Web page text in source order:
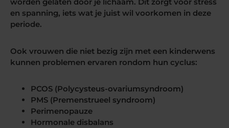
worden gelaten door je lichaam. Dit zorgt voor stress
en spanning, iets wat je juist wil voorkomen in deze
periode.
Ook vrouwen die niet bezig zijn met een kinderwens
kunnen problemen ervaren rondom hun cyclus:
PCOS (Polycysteus-ovariumsyndroom)
PMS (Premenstrueel syndroom)
Perimenopauze
Hormonale disbalans